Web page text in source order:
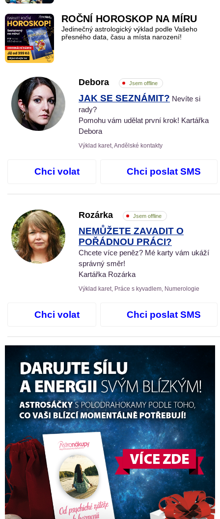
ROČNÍ HOROSKOP NA MÍRU
Jedinečný astrologický výklad podle Vašeho
přesného data, času a místa narození!
Debora Jsem offline
JAK SE SEZNÁMIT? Nevíte si
rady?
Pomohu vám udělat první krok! Kartářka
Debora
Výklad karet, Andělské kontakty
Chci volat Chci poslat SMS
Rozárka Jsem offline
NEMŮŽETE ZAVADIT O
POŘÁDNOU PRÁCI?
Chcete více peněz? Mé karty vám ukáží
správný směr!
Kartářka Rozárka
Výklad karet, Práce s kyvadlem, Numerologie
Chci volat Chci poslat SMS